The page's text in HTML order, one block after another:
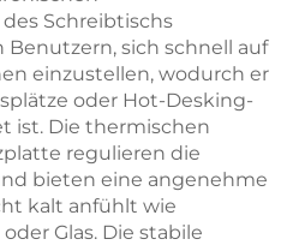
Schreibtischs
sich schnell auf
einzustellen, wodurch er
oder Hot-Desking-
ist. Die thermischen
regulieren die
bieten eine angenehme
kalt anfühlt wie
Glas. Die stabile